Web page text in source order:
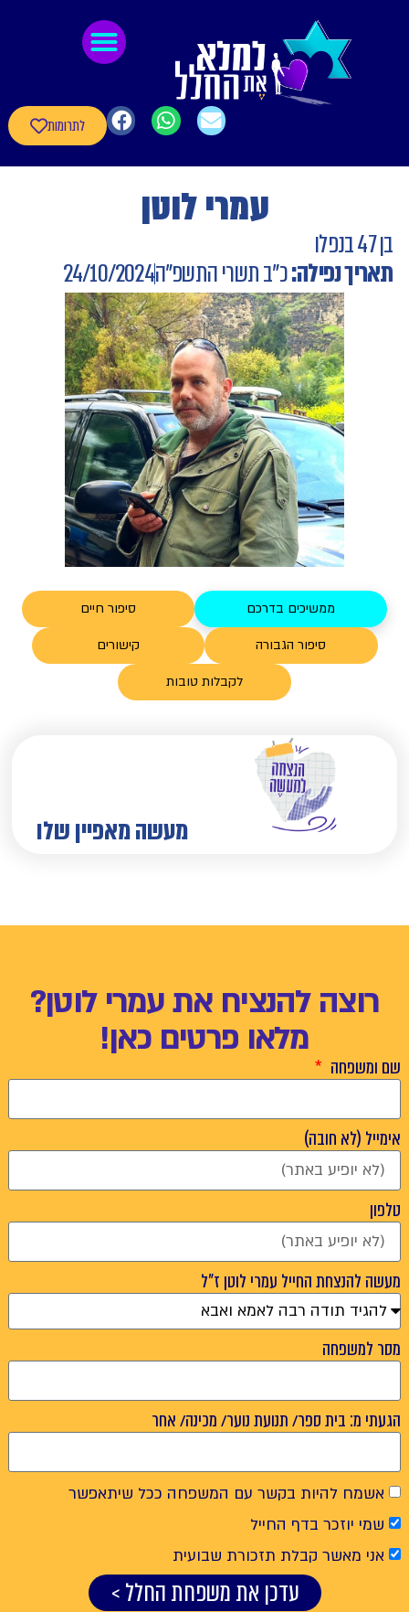
לתרומות
עמרי לוטן
בן 47 בנפלו
תאריך נפילה:כ"ב תשרי התשפ"ה24/10/2024
ממשיכים בדרכם סיפור חיים
סיפור הגבורה קישורים
לקבלות טובות
מעשה מאפיין שלו
רוצה להנציח את עמרי לוטן?
מלאו פרטים כאן!
שם ומשפחה
אימייל (לא חובה)
טלפון
מעשה להנצחת החייל עמרי לוטן ז"ל
מסר למשפחה
הגעתי מ: בית ספר/ תנועת נוער/ מכינה/ אחר
אשמח להיות בקשר עם המשפחה ככל שיתאפשר
שמי יוזכר בדף החייל
אני מאשר קבלת תזכורת שבועית
עדכן את משפחת החלל >